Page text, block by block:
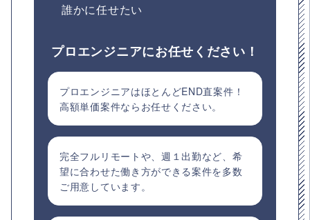
誰かに任せたい
プロエンジニアにお任せください！
プロエンジニアはほとんどEND直案件！
高額単価案件ならお任せください。
完全フルリモートや、週１出勤など、希
望に合わせた働き方ができる案件を多数
ご用意しています。